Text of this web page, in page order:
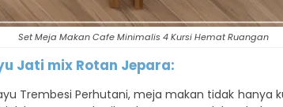
Set Meja Makan Cafe Minimalis 4 Kursi Hemat Ruangan
Jati mix Rotan Jepara:
Trembesi Perhutani, meja makan tidak hanya